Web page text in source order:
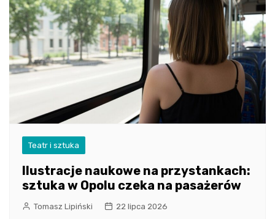
Teatr i sztuka
Ilustracje naukowe na przystankach:
sztuka w Opolu czeka na pasażerów
Tomasz Lipiński 22 lipca 2026